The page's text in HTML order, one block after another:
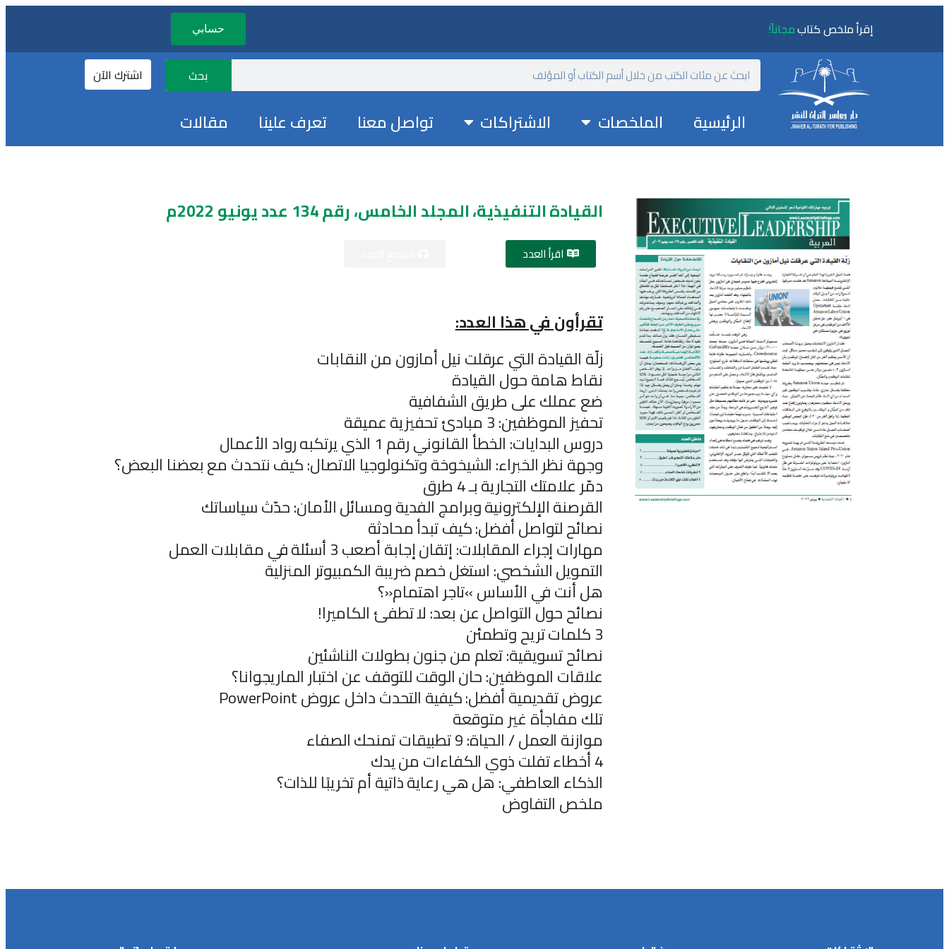
إقرأ ملخص كتابمجاناً! حسابي
بحث
الرئيسية الملخصات الاشتراكات تواصل معنا تعرف علينا مقالات
اشترك الآن
القيادة التنفيذية، المجلد الخامس، رقم 134 عدد يونيو 2022م
اقرأ العدد
تقرأون في هذا العدد:
زلّة القيادة التي عرقلت نيل أمازون من النقابات
نقاط هامة حول القيادة
ضع عملك على طريق الشفافية
تحفيز الموظفين: 3 مبادئ تحفيزية عميقة
دروس البدايات: الخطأ القانوني رقم 1 الذي يرتكبه رواد الأعمال
وجهة نظر الخبراء: الشيخوخة وتكنولوجيا الاتصال: كيف نتحدث مع بعضنا البعض؟
دمّر علامتك التجارية بـ 4 طرق
القرصنة الإلكترونية وبرامج الفدية ومسائل الأمان: حدّث سياساتك
نصائح لتواصل أفضل: كيف تبدأ محادثة
مهارات إجراء المقابلات: إتقان إجابة أصعب 3 أسئلة في مقابلات العمل
التمويل الشخصي: استغل خصم ضريبة الكمبيوتر المنزلية
هل أنت في الأساس »تاجر اهتمام«؟
نصائح حول التواصل عن بعد: لا تطفئ الكاميرا!
3 كلمات تريح وتطمئن
نصائح تسويقية: تعلم من جنون بطولات الناشئين
علاقات الموظفين: حان الوقت للتوقف عن اختبار الماريجوانا؟
عروض تقديمية أفضل: كيفية التحدث داخل عروض PowerPoint
تلك مفاجأة غير متوقعة
موازنة العمل / الحياة: 9 تطبيقات تمنحك الصفاء
4 أخطاء تفلت ذوي الكفاءات من يدك
الذكاء العاطفي: هل هي رعاية ذاتية أم تخريبًا للذات؟
ملخص التفاوض